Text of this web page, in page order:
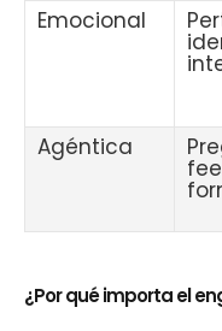
Emocional
Agéntica
¿Por qué importa el